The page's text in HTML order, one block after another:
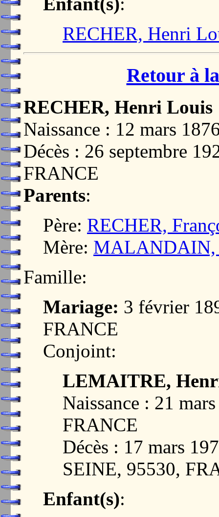
RECHER, Henri
Retour à
RECHER, Henri Louis
Naissance : 12 mars
Décès : 26 septembre
FRANCE
Parents:
Père: RECHER,
Mère: MALANDAIN,
Famille:
Mariage: 3 février
FRANCE
Conjoint:
LEMAITRE,
Naissance : 21
FRANCE
Décès : 17 mars
SEINE, 95530,
Enfant(s):